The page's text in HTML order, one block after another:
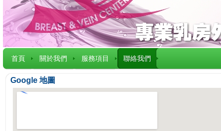
首頁 關於我們 服務項目 聯絡我們
Google 地圖